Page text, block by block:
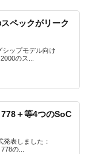
ペックがリーク
シップモデル向け
のス...
＋等4つのSoC
表しました：
の...